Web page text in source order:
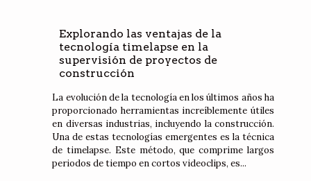
Explorando las ventajas de la
tecnología timelapse en la
supervisión de proyectos de
construcción
La evolución de la tecnología en los últimos años ha
proporcionado herramientas increíblemente útiles
en diversas industrias, incluyendo la construcción.
Una de estas tecnologías emergentes es la técnica
de timelapse. Este método, que comprime largos
periodos de tiempo en cortos videoclips, es...